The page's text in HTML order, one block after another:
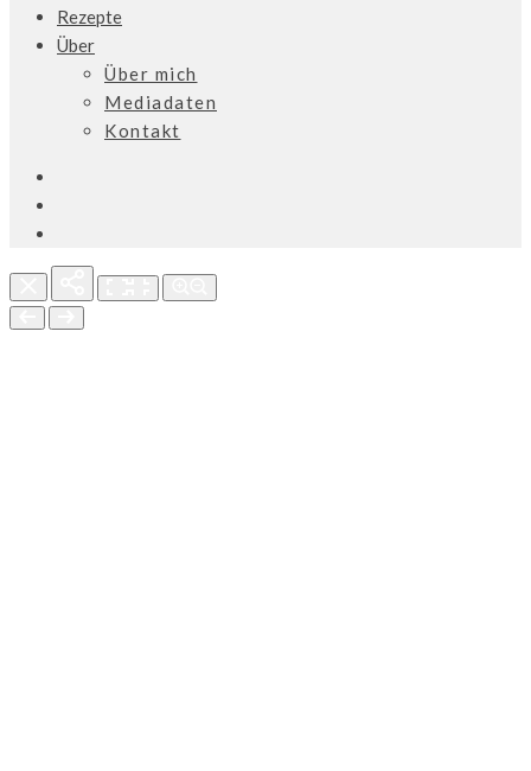
Rezepte
Über
Über mich
Mediadaten
Kontakt